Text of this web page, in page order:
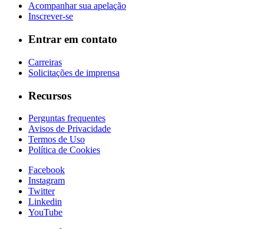
Acompanhar sua apelação
Inscrever-se
Entrar em contato
Carreiras
Solicitações de imprensa
Recursos
Perguntas frequentes
Avisos de Privacidade
Termos de Uso
Política de Cookies
Facebook
Instagram
Twitter
Linkedin
YouTube